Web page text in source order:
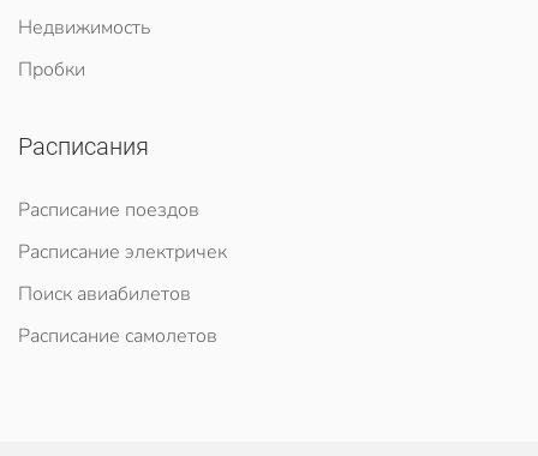
Недвижимость
Пробки
Расписания
Расписание поездов
Расписание электричек
Поиск авиабилетов
Расписание самолетов